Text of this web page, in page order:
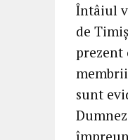
Întâiul
de
prezent
sunt